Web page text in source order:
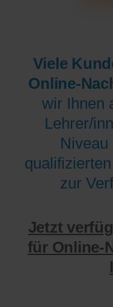
Viele
Online-
wir Ihnen
Lehrer/
Niveau
zur
Jetzt
für Online-